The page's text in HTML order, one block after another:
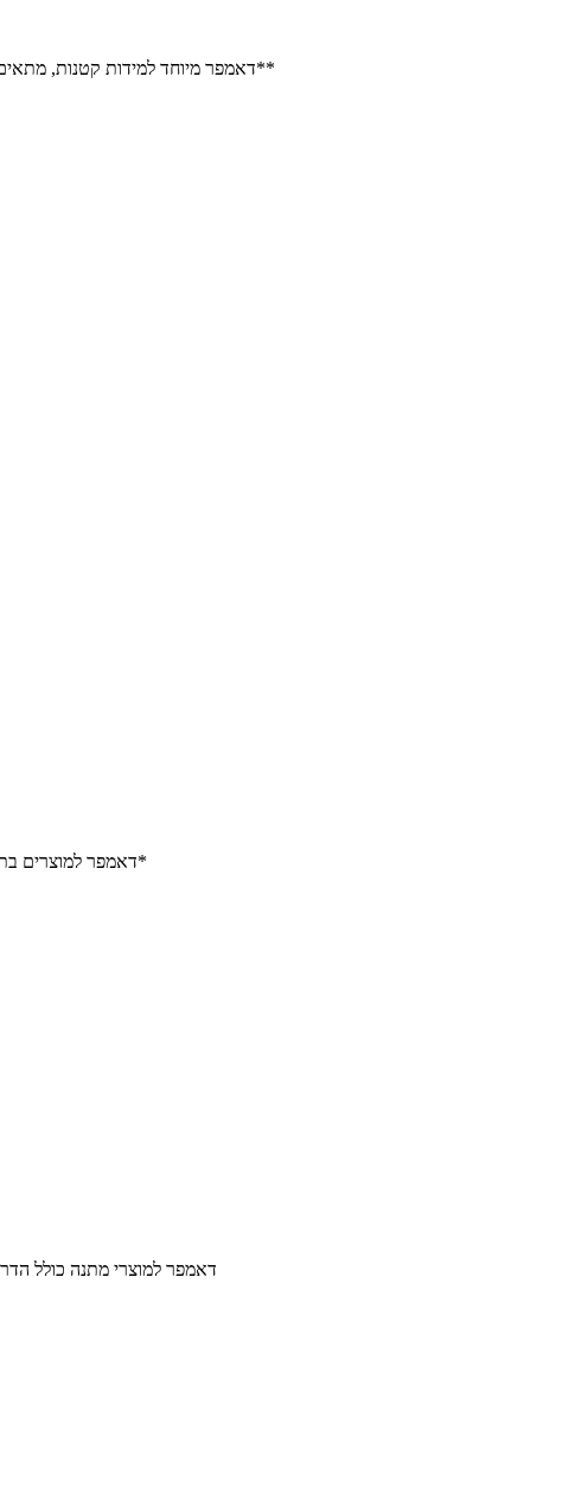
דאמפר מיוחד למידות קטנות, מתאים להצגת מוצרים בתפזורת במרחב הקמעונאי **מחיר למיתוג מלא**
דאמפר למוצרים בתפזורת בנוי משני חלקים וכולל הדר למיתוג *מחיר כולל מיתוג מלא*
דאמפר למוצרי מתנה כולל